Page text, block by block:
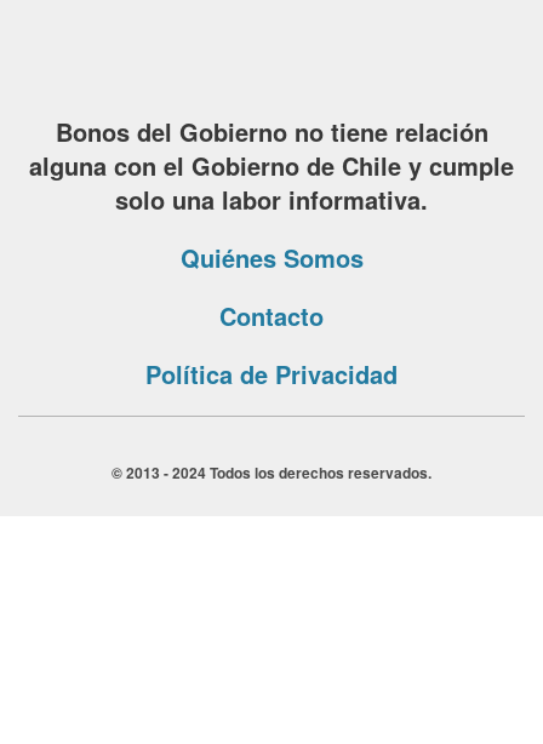
Bonos del Gobierno no tiene relación
alguna con el Gobierno de Chile y cumple
solo una labor informativa.
Quiénes Somos
Contacto
Política de Privacidad
© 2013 - 2024 Todos los derechos reservados.